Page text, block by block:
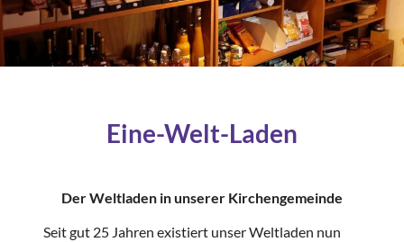
Eine-Welt-Laden
Der Weltladen in unserer Kirchengemeinde
Seit gut 25 Jahren existiert unser Weltladen nun